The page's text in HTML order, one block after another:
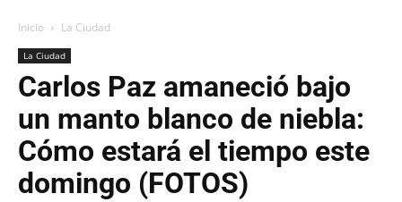
Inicio La Ciudad
La Ciudad
Carlos Paz amaneció bajo
un manto blanco de niebla:
Cómo estará el tiempo este
domingo (FOTOS)